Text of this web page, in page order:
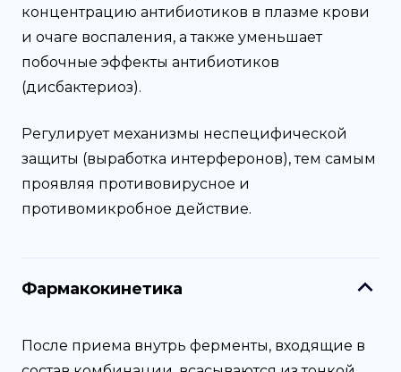
концентрацию антибиотиков в плазме крови
и очаге воспаления, а также уменьшает
побочные эффекты антибиотиков
(дисбактериоз).
Регулирует механизмы неспецифической
защиты (выработка интерферонов), тем самым
проявляя противовирусное и
противомикробное действие.
Фармакокинетика
После приема внутрь ферменты, входящие в